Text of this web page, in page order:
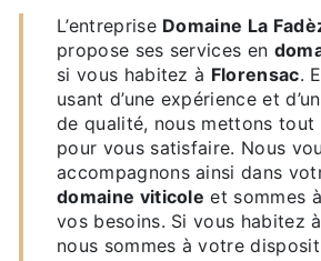
L’entreprise Domaine La
propose ses services en
si vous habitez à Florensac.
usant d’une expérience et
de qualité, nous mettons tout
pour vous satisfaire. Nous
accompagnons ainsi dans
domaine viticole et sommes
vos besoins. Si vous habitez à
nous sommes à votre